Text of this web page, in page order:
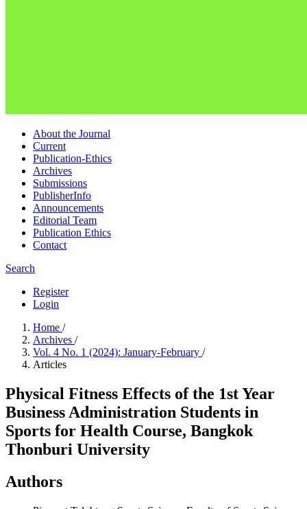
About the Journal
Current
Publication-Ethics
Archives
Submissions
PublisherInfo
Announcements
Editorial Team
Publication Ethics
Contact
Search
Register
Login
Home /
Archives /
Vol. 4 No. 1 (2024): January-February /
Articles
Physical Fitness Effects of the 1st Year
Business Administration Students in
Sports for Health Course, Bangkok
Thonburi University
Authors